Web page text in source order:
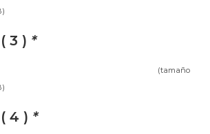
3 ) *
(tamaño
4 ) *